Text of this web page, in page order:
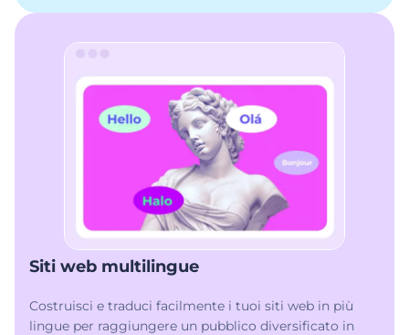
Siti web multilingue
Costruisci e traduci facilmente i tuoi siti web in più
lingue per raggiungere un pubblico diversificato in